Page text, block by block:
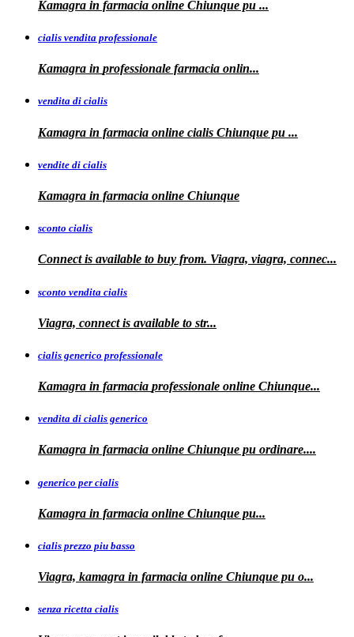
Kamagra in farmacia online Chiunque pu ...
cialis vendita professionale
Kamagra in professionale farmacia onlin...
vendita di cialis
Kamagra in farmacia online cialis Chiunque pu ...
vendite di cialis
Kamagra in farmacia online Chiunque
sconto cialis
Connect is available to buy from. Viagra, viagra, connec...
sconto vendita cialis
Viagra, connect is available to str...
cialis generico professionale
Kamagra in farmacia professionale online Chiunque...
vendita di cialis generico
Kamagra in farmacia online Chiunque pu ordinare....
generico per cialis
Kamagra in farmacia online Chiunque pu...
cialis prezzo piu basso
Viagra, kamagra in farmacia online Chiunque pu o...
senza ricetta cialis